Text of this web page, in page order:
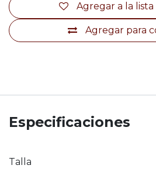
Agregar para
Agregar a la lista
Especificaciones
Talla